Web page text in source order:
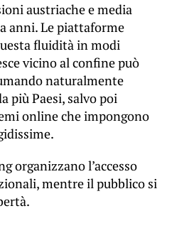
austriache e media
anni. Le piattaforme
fluidità in modi
vicino al confine può
naturalmente
più Paesi, salvo poi
online che impongono
organizzano l’accesso
mentre il pubblico si